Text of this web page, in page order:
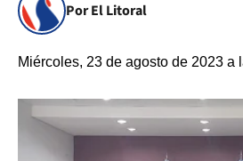
Por El Litoral
Miércoles, 23 de agosto de 2023 a